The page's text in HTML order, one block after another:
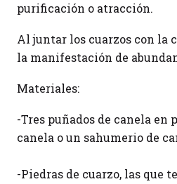
purificación o atracción.
Al juntar los cuarzos con la
la manifestación de
Materiales:
-Tres puñados de canela en
canela o un sahumerio de
-Piedras de cuarzo, las que